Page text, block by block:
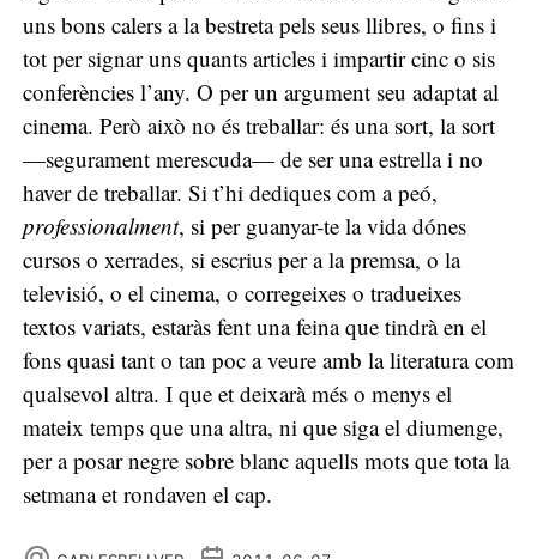
uns bons calers a la bestreta pels seus llibres, o fins i
tot per signar uns quants articles i impartir cinc o sis
conferències l’any. O per un argument seu adaptat al
cinema. Però això no és treballar: és una sort, la sort
—segurament merescuda— de ser una estrella i no
haver de treballar. Si t’hi dediques com a peó,
professionalment, si per guanyar-te la vida dónes
cursos o xerrades, si escrius per a la premsa, o la
televisió, o el cinema, o corregeixes o tradueixes
textos variats, estaràs fent una feina que tindrà en el
fons quasi tant o tan poc a veure amb la literatura com
qualsevol altra. I que et deixarà més o menys el
mateix temps que una altra, ni que siga el diumenge,
per a posar negre sobre blanc aquells mots que tota la
setmana et rondaven el cap.